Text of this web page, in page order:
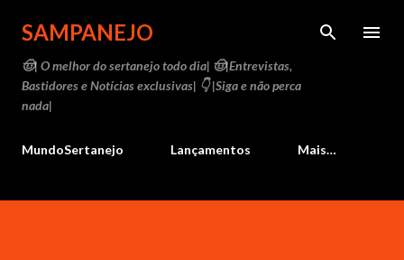
Pular para o conteúdo principal
SAMPANEJO
🤠| O melhor do sertanejo todo dia| 🤠|Entrevistas,
Bastidores e Notícias exclusivas| 👇 |Siga e não perca
nada|
MundoSertanejo Lançamentos Mais…